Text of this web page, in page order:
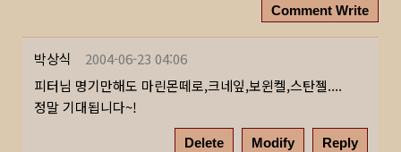
Comment Write
박상식
2004-06-23 04:06
피터님 명기만해도 마린몬떼로,크네잎,보윈켈,스탄젤....
정말 기대됩니다~!
Delete Modify Reply